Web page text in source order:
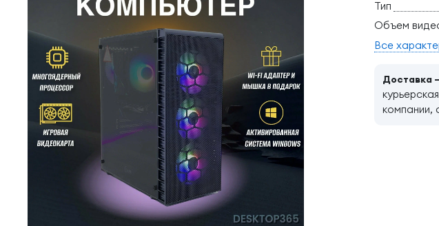
Тип
Объем
Все
Доставка
компании,